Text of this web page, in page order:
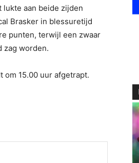
lukte aan beide zijden
Brasker in blessuretijd
punten, terwijl een zwaar
zag worden.
om 15.00 uur afgetrapt.